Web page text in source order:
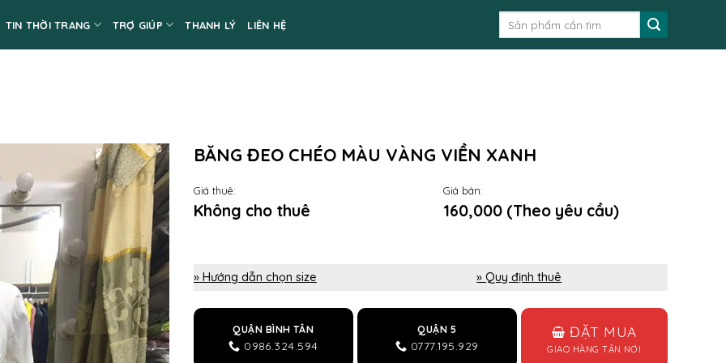
TIN THỜI TRANG TRỢ GIÚP THANH LÝ LIÊN HỆ
BĂNG ĐEO CHÉO MÀU VÀNG VIỀN XANH
Giá thuê:
Không cho thuê
Giá bán:
160,000 (Theo yêu cầu)
» Hướng dẫn chọn size » Quy định thuê
QUẬN BÌNH TÂN
0986.324.594
QUẬN 5
0777.195.929
ĐẶT MUA
GIAO HÀNG TẬN NƠI